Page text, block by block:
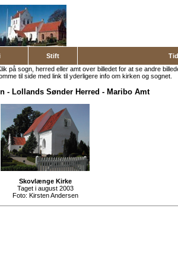
Stift
på sogn, herred eller amt over billedet for at se andre
til side med link til yderligere info om kirken og sognet.
- Lollands Sønder Herred - Maribo Amt
Skovlænge Kirke
Taget i august 2003
Foto: Kirsten Andersen